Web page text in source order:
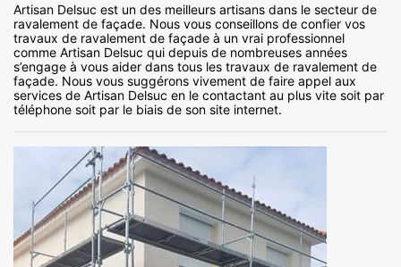
Artisan Delsuc est un des meilleurs artisans dans le secteur de
ravalement de façade. Nous vous conseillons de confier vos
travaux de ravalement de façade à un vrai professionnel
comme Artisan Delsuc qui depuis de nombreuses années
s’engage à vous aider dans tous les travaux de ravalement de
façade. Nous vous suggérons vivement de faire appel aux
services de Artisan Delsuc en le contactant au plus vite soit par
téléphone soit par le biais de son site internet.